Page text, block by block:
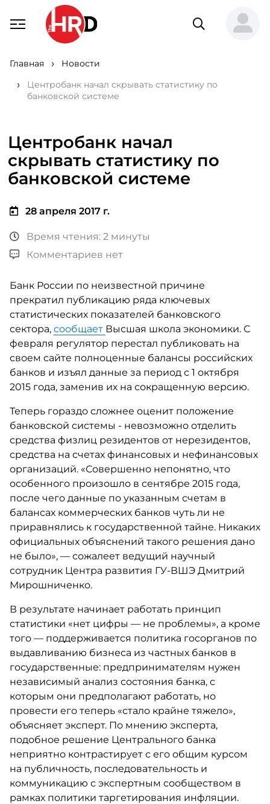
Главная
Новости
Центробанк начал скрывать статистику по
банковской системе
Центробанк начал
скрывать статистику по
банковской системе
28 апреля 2017 г.
Время чтения: 2 минуты
Комментариев нет
Банк России по неизвестной причине
прекратил публикацию ряда ключевых
статистических показателей банковского
сектора, сообщает Высшая школа экономики. С
февраля регулятор перестал публиковать на
своем сайте полноценные балансы российских
банков и изъял данные за период с 1 октября
2015 года, заменив их на сокращенную версию.
Теперь гораздо сложнее оценит положение
банковской системы - невозможно отделить
средства физлиц резидентов от нерезидентов,
средства на счетах финансовых и нефинансовых
организаций. «Совершенно непонятно, что
особенного произошло в сентябре 2015 года,
после чего данные по указанным счетам в
балансах коммерческих банков чуть ли не
приравнялись к государственной тайне. Никаких
официальных объяснений такого решения дано
не было», — сожалеет ведущий научный
сотрудник Центра развития ГУ-ВШЭ Дмитрий
Мирошниченко.
В результате начинает работать принцип
статистики «нет цифры — не проблемы», а кроме
того — поддерживается политика госорганов по
выдавливанию бизнеса из частных банков в
государственные: предпринимателям нужен
независимый анализ состояния банка, с
которым они предполагают работать, но
провести его теперь «стало крайне тяжело»,
объясняет эксперт. По мнению эксперта,
подобное решение Центрального банка
неприятно контрастирует с его общим курсом
на публичность, последовательность и
коммуникацию с экспертным сообществом в
рамках политики таргетирования инфляции.